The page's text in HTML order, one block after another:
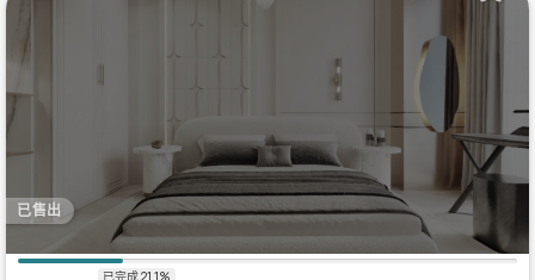
已售出